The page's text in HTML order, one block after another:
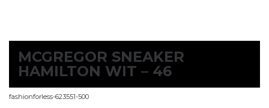
MCGREGOR SNEAKER
HAMILTON WIT – 46
fashionforless-623551-500